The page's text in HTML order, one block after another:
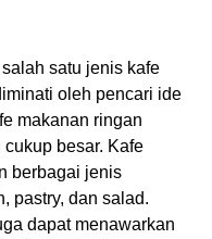
satu jenis kafe
oleh pencari ide
makanan ringan
besar. Kafe
berbagai jenis
pastry, dan salad.
dapat menawarkan